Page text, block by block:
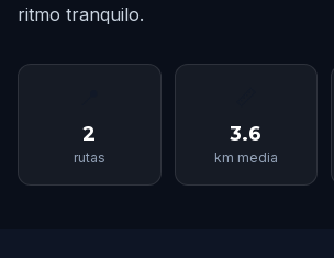
ritmo tranquilo.
2
rutas
3.6
km media